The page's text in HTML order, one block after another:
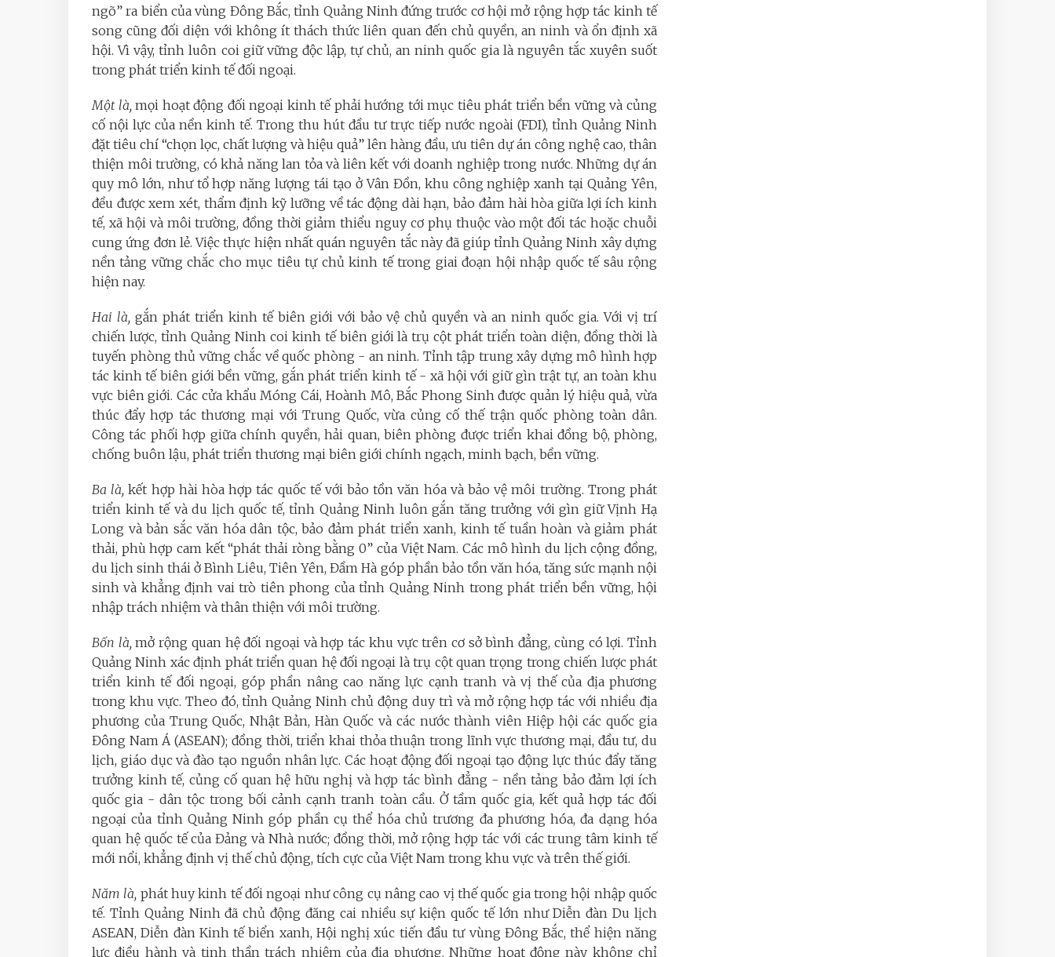
ngõ” ra biển của vùng Đông Bắc, tỉnh Quảng Ninh đứng trước cơ hội mở rộng hợp tác kinh tế
song cũng đối diện với không ít thách thức liên quan đến chủ quyền, an ninh và ổn định xã
hội. Vì vậy, tỉnh luôn coi giữ vững độc lập, tự chủ, an ninh quốc gia là nguyên tắc xuyên suốt
trong phát triển kinh tế đối ngoại.
Một là,mọi hoạt động đối ngoại kinh tế phải hướng tới mục tiêu phát triển bền vững và củng
cố nội lực của nền kinh tế. Trong thu hút đầu tư trực tiếp nước ngoài (FDI), tỉnh Quảng Ninh
đặt tiêu chí “chọn lọc, chất lượng và hiệu quả” lên hàng đầu, ưu tiên dự án công nghệ cao, thân
thiện môi trường, có khả năng lan tỏa và liên kết với doanh nghiệp trong nước. Những dự án
quy mô lớn, như tổ hợp năng lượng tái tạo ở Vân Đồn, khu công nghiệp xanh tại Quảng Yên,
đều được xem xét, thẩm định kỹ lưỡng về tác động dài hạn, bảo đảm hài hòa giữa lợi ích kinh
tế, xã hội và môi trường, đồng thời giảm thiểu nguy cơ phụ thuộc vào một đối tác hoặc chuỗi
cung ứng đơn lẻ. Việc thực hiện nhất quán nguyên tắc này đã giúp tỉnh Quảng Ninh xây dựng
nền tảng vững chắc cho mục tiêu tự chủ kinh tế trong giai đoạn hội nhập quốc tế sâu rộng
hiện nay.
Hai là,gắn phát triển kinh tế biên giới với bảo vệ chủ quyền và an ninh quốc gia. Với vị trí
chiến lược, tỉnh Quảng Ninh coi kinh tế biên giới là trụ cột phát triển toàn diện, đồng thời là
tuyến phòng thủ vững chắc về quốc phòng - an ninh. Tỉnh tập trung xây dựng mô hình hợp
tác kinh tế biên giới bền vững, gắn phát triển kinh tế - xã hội với giữ gìn trật tự, an toàn khu
vực biên giới. Các cửa khẩu Móng Cái, Hoành Mô, Bắc Phong Sinh được quản lý hiệu quả, vừa
thúc đẩy hợp tác thương mại với Trung Quốc, vừa củng cố thế trận quốc phòng toàn dân.
Công tác phối hợp giữa chính quyền, hải quan, biên phòng được triển khai đồng bộ, phòng,
chống buôn lậu, phát triển thương mại biên giới chính ngạch, minh bạch, bền vững.
Ba là, kết hợp hài hòa hợp tác quốc tế với bảo tồn văn hóa và bảo vệ môi trường. Trong phát
triển kinh tế và du lịch quốc tế, tỉnh Quảng Ninh luôn gắn tăng trưởng với gìn giữ Vịnh Hạ
Long và bản sắc văn hóa dân tộc, bảo đảm phát triển xanh, kinh tế tuần hoàn và giảm phát
thải, phù hợp cam kết “phát thải ròng bằng 0” của Việt Nam. Các mô hình du lịch cộng đồng,
du lịch sinh thái ở Bình Liêu, Tiên Yên, Đầm Hà góp phần bảo tồn văn hóa, tăng sức mạnh nội
sinh và khẳng định vai trò tiên phong của tỉnh Quảng Ninh trong phát triển bền vững, hội
nhập trách nhiệm và thân thiện với môi trường.
Bốn là,mở rộng quan hệ đối ngoại và hợp tác khu vực trên cơ sở bình đẳng, cùng có lợi. Tỉnh
Quảng Ninh xác định phát triển quan hệ đối ngoại là trụ cột quan trọng trong chiến lược phát
triển kinh tế đối ngoại, góp phần nâng cao năng lực cạnh tranh và vị thế của địa phương
trong khu vực. Theo đó, tỉnh Quảng Ninh chủ động duy trì và mở rộng hợp tác với nhiều địa
phương của Trung Quốc, Nhật Bản, Hàn Quốc và các nước thành viên Hiệp hội các quốc gia
Đông Nam Á (ASEAN); đồng thời, triển khai thỏa thuận trong lĩnh vực thương mại, đầu tư, du
lịch, giáo dục và đào tạo nguồn nhân lực. Các hoạt động đối ngoại tạo động lực thúc đẩy tăng
trưởng kinh tế, củng cố quan hệ hữu nghị và hợp tác bình đẳng - nền tảng bảo đảm lợi ích
quốc gia - dân tộc trong bối cảnh cạnh tranh toàn cầu. Ở tầm quốc gia, kết quả hợp tác đối
ngoại của tỉnh Quảng Ninh góp phần cụ thể hóa chủ trương đa phương hóa, đa dạng hóa
quan hệ quốc tế của Đảng và Nhà nước; đồng thời, mở rộng hợp tác với các trung tâm kinh tế
mới nổi, khẳng định vị thế chủ động, tích cực của Việt Nam trong khu vực và trên thế giới.
Năm là, phát huy kinh tế đối ngoại như công cụ nâng cao vị thế quốc gia trong hội nhập quốc
tế. Tỉnh Quảng Ninh đã chủ động đăng cai nhiều sự kiện quốc tế lớn như Diễn đàn Du lịch
ASEAN, Diễn đàn Kinh tế biển xanh, Hội nghị xúc tiến đầu tư vùng Đông Bắc, thể hiện năng
lực điều hành và tinh thần trách nhiệm của địa phương. Những hoạt động này không chỉ